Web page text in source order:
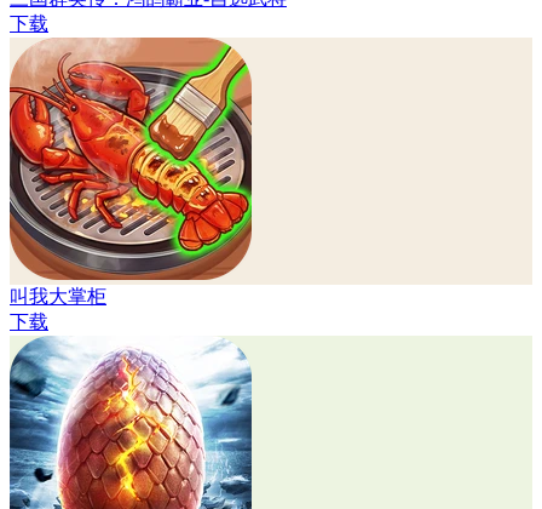
下载
叫我大掌柜
下载